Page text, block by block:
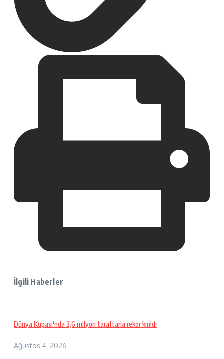
İlgili Haberler
Dünya Kupası'nda 3,6 milyon taraftarla rekor kırıldı
Ağustos 4, 2026